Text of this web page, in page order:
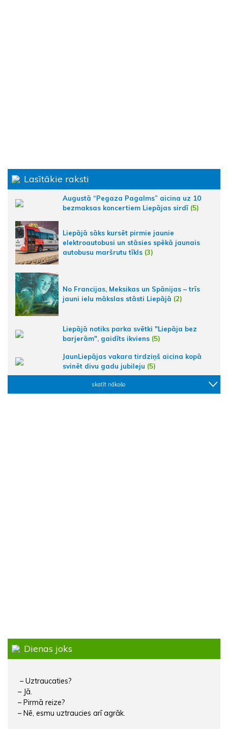
Lasītākie raksti
Augustā “Pegaza Pagalms” aicina uz 10
bezmaksas koncertiem Liepājas sirdī (5)
Liepājā sāks kursēt pirmie jaunie
elektroautobusi un stāsies spēkā jaunais
autobusu maršrutu tīkls (3)
No Francijas, Meksikas un Spānijas – trīs
jauni ielu mākslas stāsti Liepājā (2)
Liepājā notiks parka svētki "Liepāja bez
barjerām", gaidīts ikviens (5)
JaunLiepājas vakara tirdziņš aicina kopā
svinēt divu gadu jubileju (5)
skatīt nākošo
Dienas joks
– Uztraucaties?
– Jā.
– Pirmā reize?
– Nē, esmu uztraucies arī agrāk.